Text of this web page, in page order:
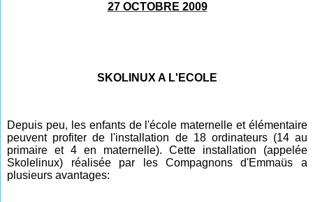
27 OCTOBRE 2009
SKOLINUX A L'ECOLE
Depuis peu, les enfants de l'école maternelle et élémentaire
peuvent profiter de l'installation de 18 ordinateurs (14 au
primaire et 4 en maternelle). Cette installation (appelée
Skolelinux) réalisée par les Compagnons d'Emmaüs a
plusieurs avantages: